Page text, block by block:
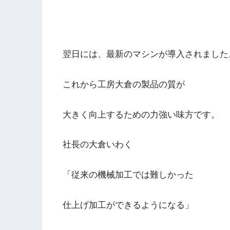
翌日には、最新のマシンが導入されまし
これから工房大倉の製品の質が
大きく向上するための力強い味方です。
社長の大倉いわく
「従来の機械加工では難しかった
仕上げ加工ができるようになる」